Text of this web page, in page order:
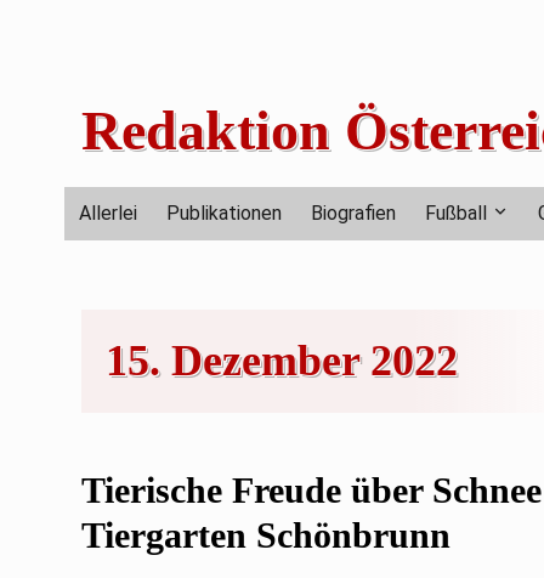
Redaktion
Allerlei Publikationen Biografien Fußball
15. Dezember 2022
Tierische Freude über
Tiergarten Schönbrunn